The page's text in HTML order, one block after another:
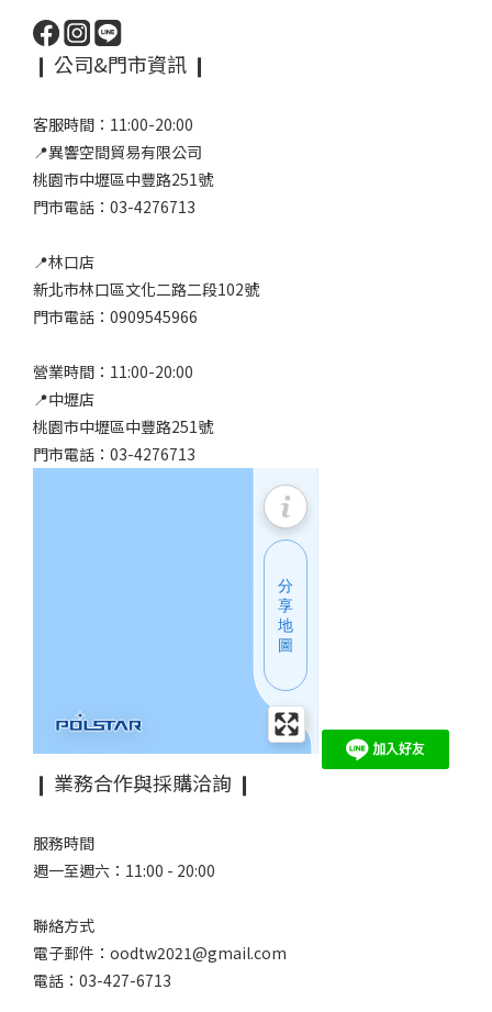
❙ 公司&門市資訊 ❙
客服時間：11:00-20:00
📍異響空間貿易有限公司
桃園市中壢區中豐路251號
門市電話：03-4276713
📍林口店
新北市林口區文化二路二段102號
門市電話：0909545966
營業時間：11:00-20:00
📍中壢店
桃園市中壢區中豐路251號
門市電話：03-4276713
❙ 業務合作與採購洽詢 ❙
服務時間
週一至週六：11:00 - 20:00
聯絡方式
電子郵件：oodtw2021@gmail.com
電話：03-427-6713